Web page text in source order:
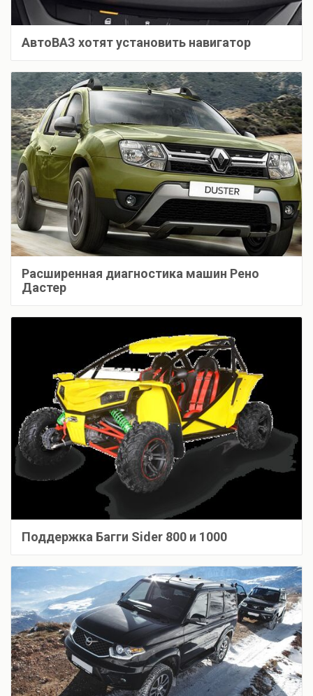
АвтоВАЗ хотят установить навигатор
Расширенная диагностика машин Рено
Дастер
Поддержка Багги Sider 800 и 1000